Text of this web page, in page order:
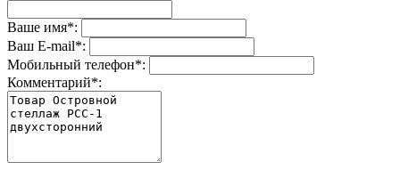
Ваше имя*:
Ваш E-mail*:
Мобильный телефон*:
Комментарий*: